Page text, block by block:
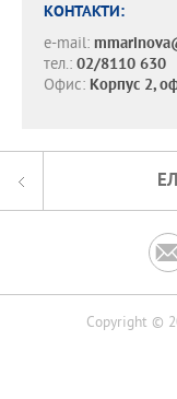
КОНТАКТИ:
e-mail:
тел.: 02/8110 630
Офис: Корпус 2,
Copyright ©